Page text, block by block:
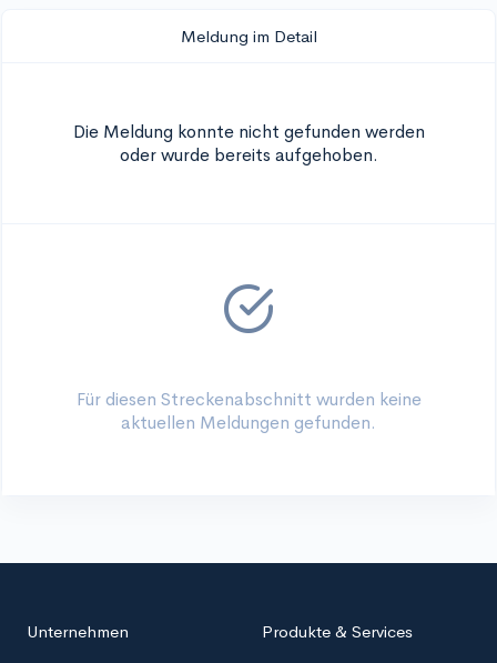
Meldung im Detail
Die Meldung konnte nicht gefunden werden
oder wurde bereits aufgehoben.
Für diesen Streckenabschnitt wurden keine
aktuellen Meldungen gefunden.
Unternehmen
Produkte & Services